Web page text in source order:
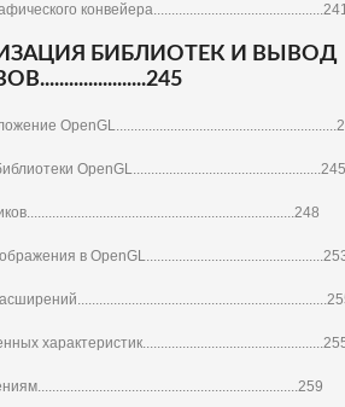
БИБЛИОТЕК И ВЫВОД
OpenGL....................................................245
в